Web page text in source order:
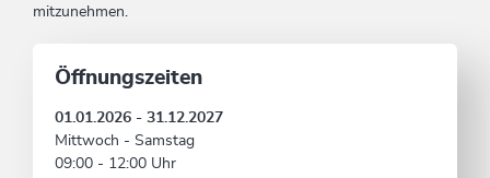
mitzunehmen.
Öffnungszeiten
01.01.2026 - 31.12.2027
Mittwoch - Samstag
09:00 - 12:00 Uhr